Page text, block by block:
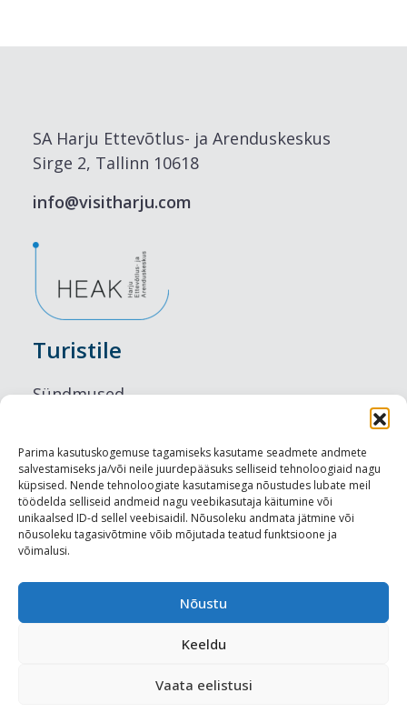
Parima kasutuskogemuse tagamiseks kasutame seadmete andmete
salvestamiseks ja/või neile juurdepääsuks selliseid tehnoloogiaid nagu
küpsised. Nende tehnoloogiate kasutamisega nõustudes lubate meil
töödelda selliseid andmeid nagu veebikasutaja käitumine või
unikaalsed ID-d sellel veebisaidil. Nõusoleku andmata jätmine või
nõusoleku tagasivõtmine võib mõjutada teatud funktsioone ja
võimalusi.
Nõustu
Keeldu
Vaata eelistusi
SA Harju Ettevõtlus- ja Arenduskeskus
Sirge 2, Tallinn 10618
info@visitharju.com
Turistile
Sündmused
Maitseelamused
Vaatamisväärsused
Visit Tallinn
Turismiprofessionaalile
Harju-, Rapla- ja Läänemaa DMO
Meediakajastused